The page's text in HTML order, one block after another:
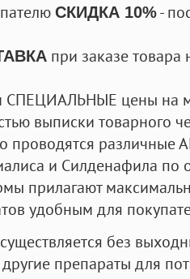
СКИДКА 10%-
при заказе
СПЕЦИАЛЬНЫЕ цены на
выписки товарного
проводятся
и Силденафила по
прилагают
удобным для
без
препараты для